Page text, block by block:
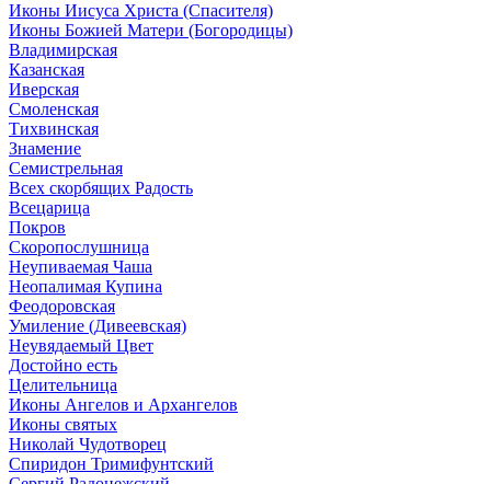
Иконы Иисуса Христа (Спасителя)
Иконы Божией Матери (Богородицы)
Владимирская
Казанская
Иверская
Смоленская
Тихвинская
Знамение
Семистрельная
Всех скорбящих Радость
Всецарица
Покров
Скоропослушница
Неупиваемая Чаша
Неопалимая Купина
Феодоровская
Умиление (Дивеевская)
Неувядаемый Цвет
Достойно есть
Целительница
Иконы Ангелов и Архангелов
Иконы святых
Николай Чудотворец
Спиридон Тримифунтский